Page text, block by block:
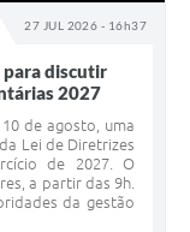
27 JUL 2026 - 16h37
para discutir
2027
de agosto, uma
Lei de Diretrizes
de 2027. O
a partir das 9h.
da gestão